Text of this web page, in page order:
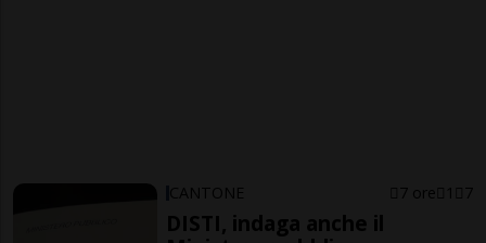
CANTONE 7 ore 1 7
DISTI, indaga anche il